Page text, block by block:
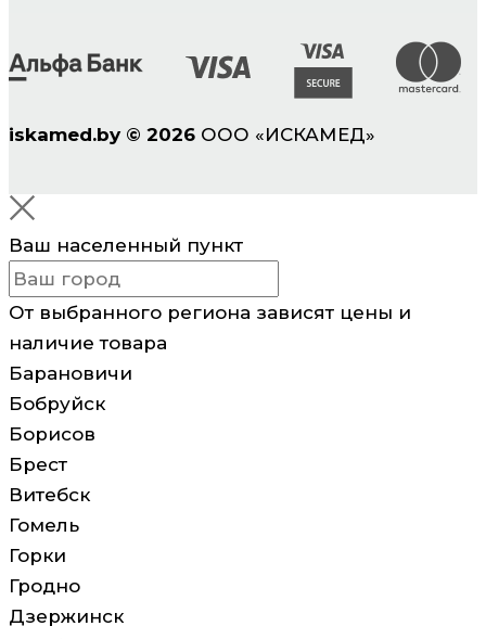
iskamed.by © 2026 ООО «ИСКАМЕД»
Ваш населенный пункт
От выбранного региона зависят цены и
наличие товара
Барановичи
Бобруйск
Борисов
Брест
Витебск
Гомель
Горки
Гродно
Дзержинск